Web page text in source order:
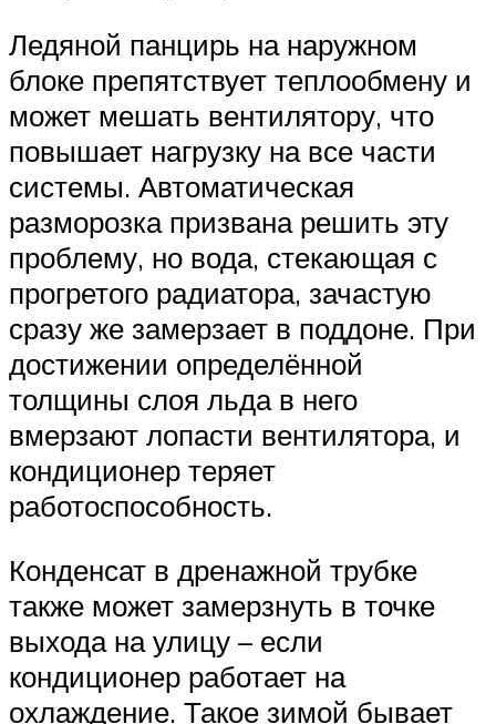
Ледяной панцирь на наружном
блоке препятствует теплообмену и
может мешать вентилятору, что
повышает нагрузку на все части
системы. Автоматическая
разморозка призвана решить эту
проблему, но вода, стекающая с
прогретого радиатора, зачастую
сразу же замерзает в поддоне. При
достижении определённой
толщины слоя льда в него
вмерзают лопасти вентилятора, и
кондиционер теряет
работоспособность.
Конденсат в дренажной трубке
также может замерзнуть в точке
выхода на улицу – если
кондиционер работает на
охлаждение. Такое зимой бывает